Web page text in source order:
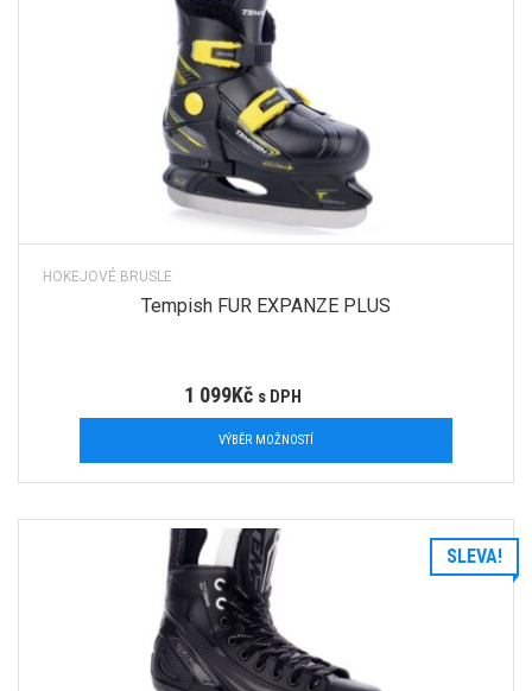
HOKEJOVÉ BRUSLE
Tempish FUR EXPANZE PLUS
1 099Kč s DPH
VÝBĚR MOŽNOSTÍ
SLEVA!